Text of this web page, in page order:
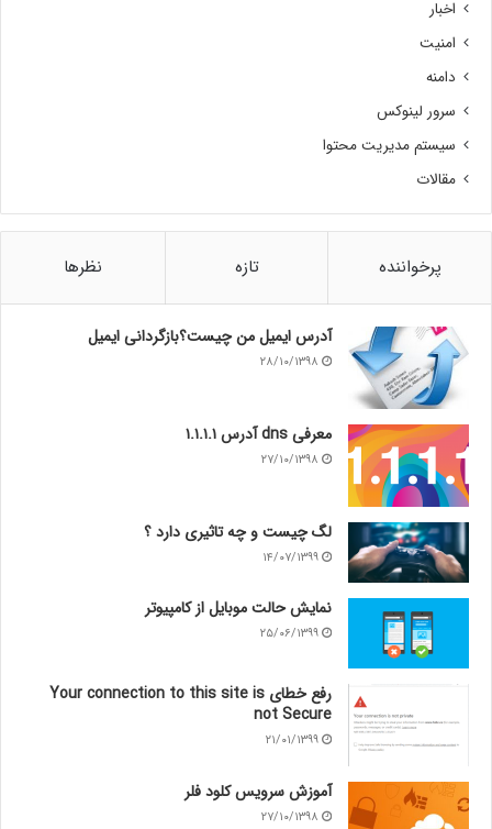
اخبار
امنیت
دامنه
سرور لینوکس
سیستم مدیریت محتوا
مقالات
پرخواننده تازه نظرها
آدرس ایمیل من چیست؟بازگردانی ایمیل
۲۸/۱۰/۱۳۹۸
معرفی dns آدرس ۱.۱.۱.۱
۲۷/۱۰/۱۳۹۸
لگ چیست و چه تاثیری دارد ؟
۱۴/۰۷/۱۳۹۹
نمایش حالت موبایل از کامپیوتر
۲۵/۰۶/۱۳۹۹
رفع خطای Your connection to this site is
not Secure
۲۱/۰۱/۱۳۹۹
آموزش سرویس کلود فلر
۲۷/۱۰/۱۳۹۸